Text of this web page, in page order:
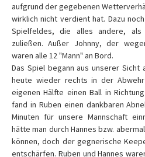
aufgrund der gegebenen
wirklich nicht verdient hat. Dazu
Spielfeldes, die alles andere,
zuließen. Außer Johnny, der
waren alle 12 "Mann" an Bord.
Das Spiel begann aus unserer Sicht
heute wieder rechts in der
eigenen Hälfte einen Ball in
fand in Ruben einen dankbaren
Minuten für unsere Mannschaft
hätte man durch Hannes bzw.
können, doch der gegnerische
entschärfen. Ruben und Hannes